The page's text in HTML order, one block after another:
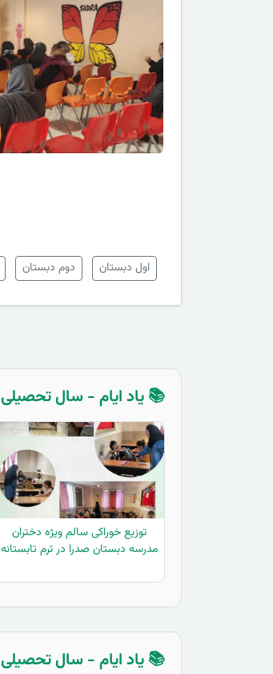
اول دبستان دوم دبستان
📚 یاد ایام - سال تحصیلی 1402-1403 - پیش دبستان
توزیع خوراکی سالم ویژه دختران
مدرسه دبستان صدرا در ترم تابستانه
📚 یاد ایام - سال تحصیلی 1401-1402